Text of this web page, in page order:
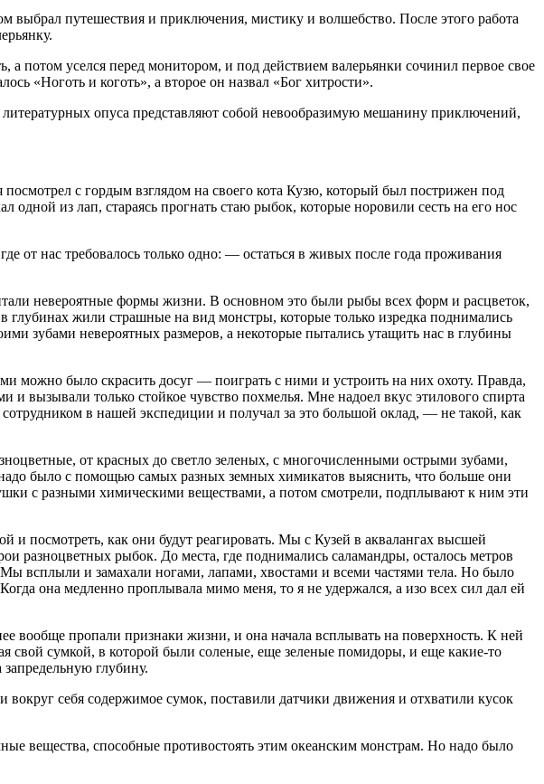
выбрал путешествия и приключения, мистику и волшебство. После этого работа
потом уселся перед монитором, и под действием валерьянки сочинил первое свое
«Ноготь и коготь», а второе он назвал «Бог хитрости».
опуса представляют собой невообразимую мешанину приключений,
с гордым взглядом на своего кота Кузю, который был пострижен под
из лап, стараясь прогнать стаю рыбок, которые норовили сесть на его нос
от нас требовалось только одно: — остаться в живых после года проживания
невероятные формы жизни. В основном это были рыбы всех форм и расцветок,
жили страшные на вид монстры, которые только изредка поднимались
зубами невероятных размеров, а некоторые пытались утащить нас в глубины
было скрасить досуг — поиграть с ними и устроить на них охоту. Правда,
вызывали только стойкое чувство похмелья. Мне надоел вкус этилового спирта
в нашей экспедиции и получал за это большой оклад, — не такой, как
от красных до светло зеленых, с многочисленными острыми зубами,
было с помощью самых разных земных химикатов выяснить, что больше они
с разными химическими веществами, а потом смотрели, подплывают к ним эти
посмотреть, как они будут реагировать. Мы с Кузей в аквалангах высшей
рыбок. До места, где поднимались саламандры, осталось метров
всплыли и замахали ногами, лапами, хвостами и всеми частями тела. Но было
она медленно проплывала мимо меня, то я не удержался, а изо всех сил дал ей
вообще пропали признаки жизни, и она начала всплывать на поверхность. К ней
свой сумкой, в которой были соленые, еще зеленые помидоры, и еще какие-то
глубину.
себя содержимое сумок, поставили датчики движения и отхватили кусок
вещества, способные противостоять этим океанским монстрам. Но надо было